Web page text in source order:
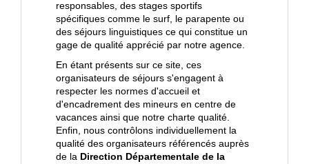
responsables, des stages sportifs
spécifiques comme le surf, le parapente ou
des séjours linguistiques ce qui constitue un
gage de qualité apprécié par notre agence.
En étant présents sur ce site, ces
organisateurs de séjours s'engagent à
respecter les normes d'accueil et
d'encadrement des mineurs en centre de
vacances ainsi que notre charte qualité.
Enfin, nous contrôlons individuellement la
qualité des organisateurs référencés auprès
de la Direction Départementale de la